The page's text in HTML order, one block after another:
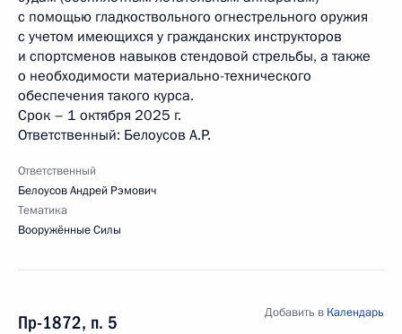
с помощью гладкоствольного огнестрельного оружия
с учетом имеющихся у гражданских инструкторов
и спортсменов навыков стендовой стрельбы, а также
о необходимости материально-технического
обеспечения такого курса.
Срок – 1 октября 2025 г.
Ответственный: Белоусов А.Р.
Ответственный
Белоусов Андрей Рэмович
Тематика
Вооружённые Силы
Пр-1872, п. 5
Добавить в Календарь